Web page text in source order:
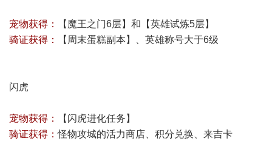
宠物获得：
【魔王之门6层】和【英雄试炼5层】
骑证获得：
【周末蛋糕副本】、英雄称号大于6级
闪虎
宠物获得：
【闪虎进化任务】
骑证获得：怪物攻城的活力商店、积分兑换、来吉卡